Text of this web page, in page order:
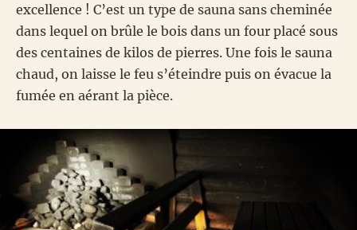
excellence ! C’est un type de sauna sans cheminée
dans lequel on brûle le bois dans un four placé sous
des centaines de kilos de pierres. Une fois le sauna
chaud, on laisse le feu s’éteindre puis on évacue la
fumée en aérant la pièce.